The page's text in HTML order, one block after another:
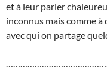
et à leur parler
inconnus mais comme à
avec qui on partage